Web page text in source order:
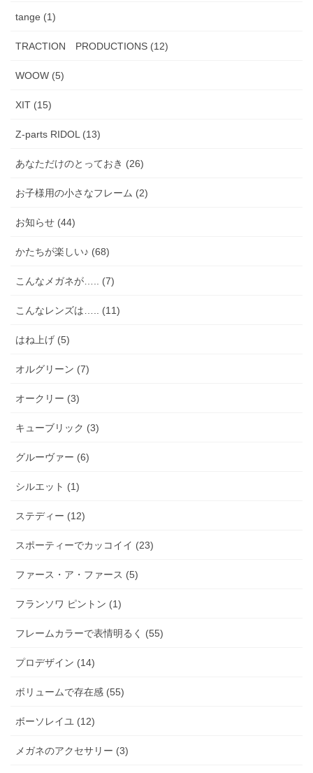
tange (1)
TRACTION PRODUCTIONS (12)
WOOW (5)
XIT (15)
Z-parts RIDOL (13)
あなただけのとっておき (26)
お子様用の小さなフレーム (2)
お知らせ (44)
かたちが楽しい♪ (68)
こんなメガネが….. (7)
こんなレンズは….. (11)
はね上げ (5)
オルグリーン (7)
オークリー (3)
キューブリック (3)
グルーヴァー (6)
シルエット (1)
ステディー (12)
スポーティーでカッコイイ (23)
ファース・ア・ファース (5)
フランソワ ピントン (1)
フレームカラーで表情明るく (55)
プロデザイン (14)
ボリュームで存在感 (55)
ボーソレイユ (12)
メガネのアクセサリー (3)